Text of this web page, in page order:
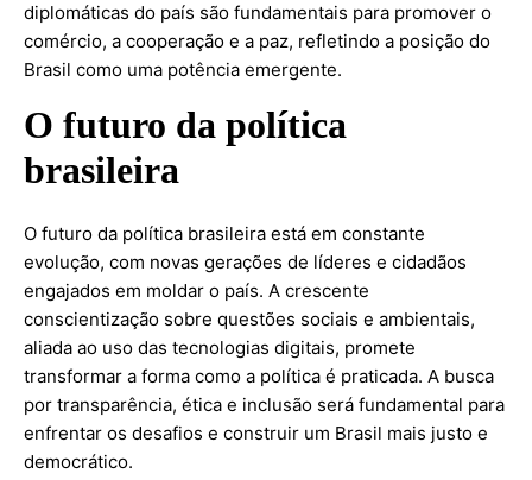
diplomáticas do país são fundamentais para promover o
comércio, a cooperação e a paz, refletindo a posição do
Brasil como uma potência emergente.
O futuro da política
brasileira
O futuro da política brasileira está em constante
evolução, com novas gerações de líderes e cidadãos
engajados em moldar o país. A crescente
conscientização sobre questões sociais e ambientais,
aliada ao uso das tecnologias digitais, promete
transformar a forma como a política é praticada. A busca
por transparência, ética e inclusão será fundamental para
enfrentar os desafios e construir um Brasil mais justo e
democrático.